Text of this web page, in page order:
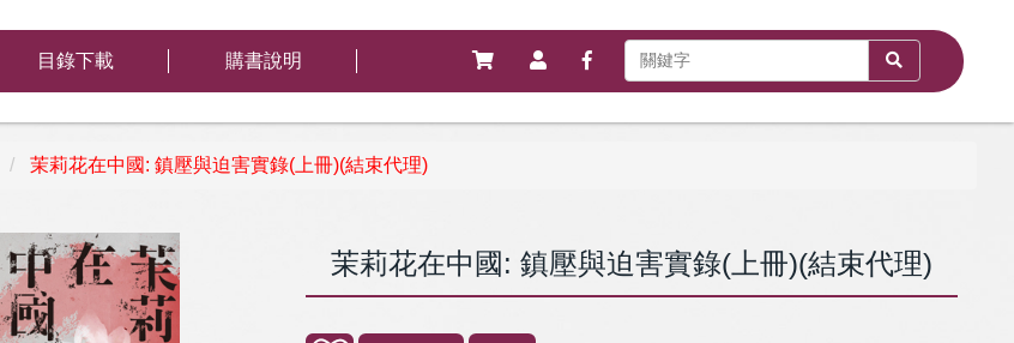
目錄下載 購書說明
茉莉花在中國: 鎮壓與迫害實錄(上冊)(結束代理)
茉莉花在中國: 鎮壓與迫害實錄(上冊)(結束代理)